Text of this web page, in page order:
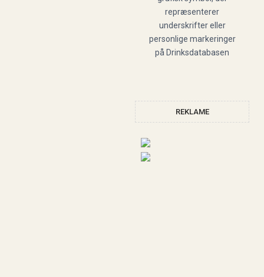
REKLAME